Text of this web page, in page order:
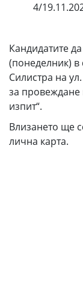
4/
Кандидатите
(понеделник) в
Силистра на
за провеждане
изпит“.
Влизането ще
лична карта.